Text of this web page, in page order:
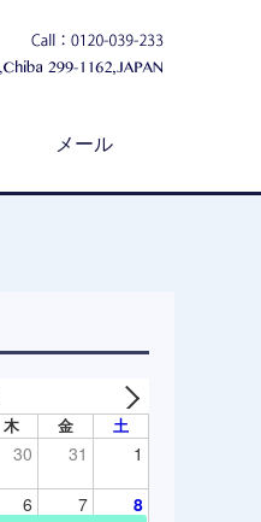
メール
木 金 土
30 31 1
6 7 8